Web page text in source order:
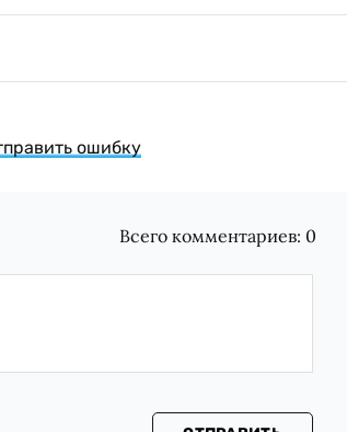
ошибку
Всего комментариев: 0